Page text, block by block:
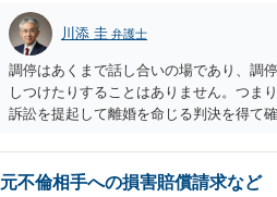
川添 圭 弁護士
調停はあくまで話し合いの場であり、調
しつけたりすることはありません。つま
訴訟を提起して離婚を命じる判決を得て
ば、夫から「この条件なら離婚してもよ
いかもしれません）。ただ、離婚訴訟を
元不倫相手への損害賠償請求など